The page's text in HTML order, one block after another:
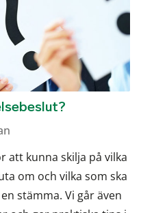
att kunna skilja på vilka
om och vilka som ska
stämma. Vi går även